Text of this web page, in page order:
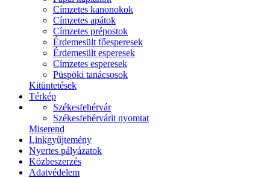
Címzetes kanonokok
Címzetes apátok
Címzetes prépostok
Érdemesült főesperesek
Érdemesült esperesek
Címzetes esperesek
Püspöki tanácsosok
Kitüntetések
Térkép
Székesfehérvár
Székesfehérvárit nyomtat
Miserend
Linkgyűjtemény
Nyertes pályázatok
Közbeszerzés
Adatvédelem